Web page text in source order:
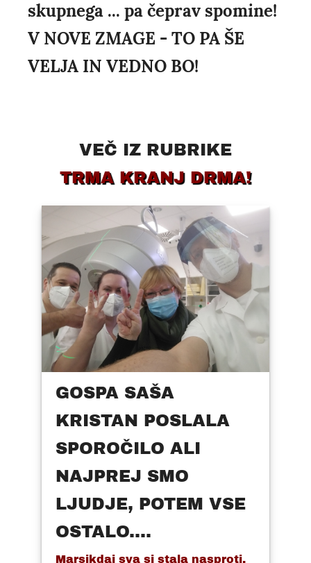
skupnega ... pa čeprav spomine!
V NOVE ZMAGE - TO PA ŠE
VELJA IN VEDNO BO!
VEČ IZ RUBRIKE
TRMA KRANJ DRMA!
GOSPA SAŠA
KRISTAN POSLALA
SPOROČILO ALI
NAJPREJ SMO
LJUDJE, POTEM VSE
OSTALO....
Marsikdaj sva si stala nasproti,